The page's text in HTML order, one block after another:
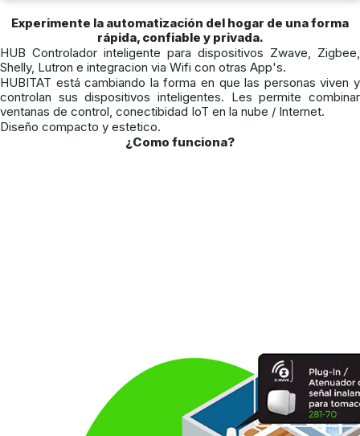
Experimente la automatización del hogar de una forma
rápida, confiable y privada.
HUB Controlador inteligente para dispositivos Zwave, Zigbee,
Shelly, Lutron e integracion via Wifi con otras App's.
HUBITAT está cambiando la forma en que las personas viven y
controlan sus dispositivos inteligentes. Les permite combinar
ventanas de control, conectibidad IoT en la nube / Internet.
Diseño compacto y estetico.
¿Como funciona?